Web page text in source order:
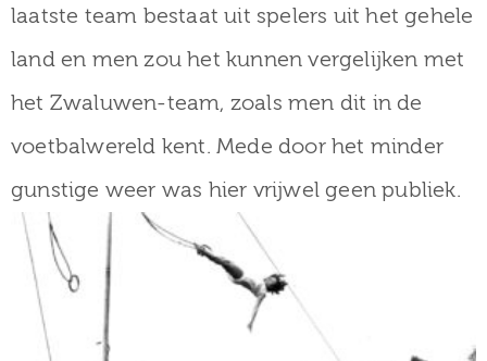
laatste team bestaat uit spelers uit het gehele
land en men zou het kunnen vergelijken met
het Zwaluwen-team, zoals men dit in de
voetbalwereld kent. Mede door het minder
gunstige weer was hier vrijwel geen publiek.